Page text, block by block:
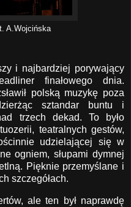
A.Wojcińska
i najbardziej porywający
finałowego dnia.
polską muzykę poza
sztandar buntu i
trzech dekad. To było
teatralnych gestów,
udzielającej się w
ogniem, słupami dymnej
Pięknie przemyślane i
szczegółach.
ale ten był naprawdę